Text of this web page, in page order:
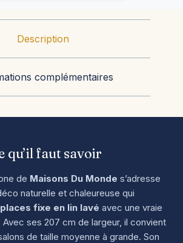
Description
complémentaires
qu’il faut savoir
de Maisons Du Monde s’adresse
naturelle et chaleureuse qui
fixe en lin lavé avec une vraie
ses 207 cm de largeur, il convient
de taille moyenne à grande. Son